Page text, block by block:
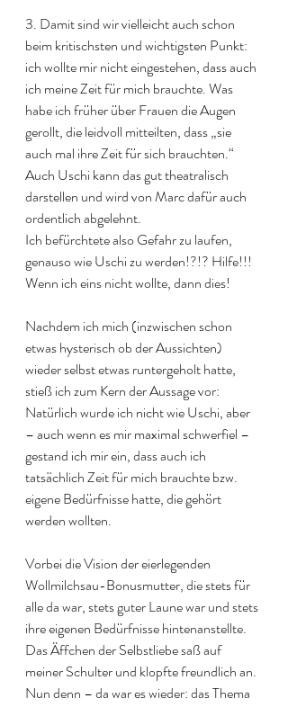
3. Damit sind wir vielleicht auch schon
beim kritischsten und wichtigsten Punkt:
ich wollte mir nicht eingestehen, dass auch
ich meine Zeit für mich brauchte. Was
habe ich früher über Frauen die Augen
gerollt, die leidvoll mitteilten, dass „sie
auch mal ihre Zeit für sich brauchten.“
Auch Uschi kann das gut theatralisch
darstellen und wird von Marc dafür auch
ordentlich abgelehnt.
Ich befürchtete also Gefahr zu laufen,
genauso wie Uschi zu werden!?!? Hilfe!!!
Wenn ich eins nicht wollte, dann dies!
Nachdem ich mich (inzwischen schon
etwas hysterisch ob der Aussichten)
wieder selbst etwas runtergeholt hatte,
stieß ich zum Kern der Aussage vor:
Natürlich wurde ich nicht wie Uschi, aber
– auch wenn es mir maximal schwerfiel –
gestand ich mir ein, dass auch ich
tatsächlich Zeit für mich brauchte bzw.
eigene Bedürfnisse hatte, die gehört
werden wollten.
Vorbei die Vision der eierlegenden
Wollmilchsau-Bonusmutter, die stets für
alle da war, stets guter Laune war und stets
ihre eigenen Bedürfnisse hintenanstellte.
Das Äffchen der Selbstliebe saß auf
meiner Schulter und klopfte freundlich an.
Nun denn – da war es wieder: das Thema